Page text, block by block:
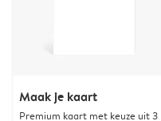
Maak je kaart
Premium kaart met keuze uit 3